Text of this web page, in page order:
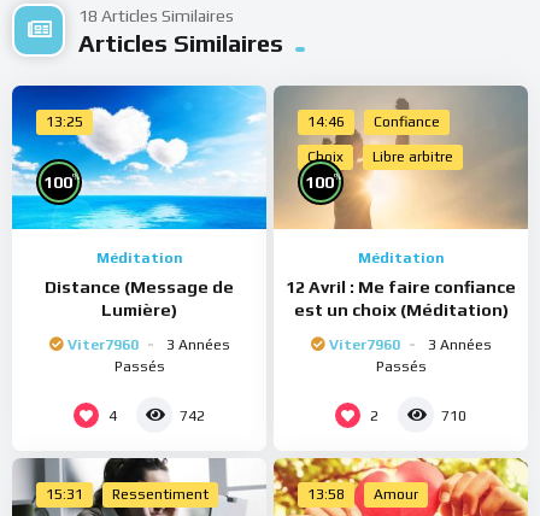
18 Articles Similaires
Articles Similaires
13:25
100%
Méditation
Distance (Message de
Lumière)
Viter7960
3 Années
Passés
4 742
14:46 Confiance
Choix Libre arbitre
100%
Méditation
12 Avril : Me faire confiance
est un choix (Méditation)
Viter7960
3 Années
Passés
2 710
15:31 Ressentiment 13:58 Amour